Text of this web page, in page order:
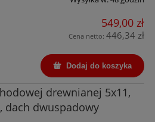
549,00 zł
Cena netto: 446,34 zł
Dodaj do koszyka
drewnianej 5x11,
dach dwuspadowy